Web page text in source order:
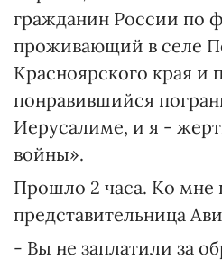
гражданин России по
проживающий в селе
Красноярского края и
понравившийся
Иерусалиме, и я -
войны».
Прошло 2 часа. Ко мне
представительница
- Вы не заплатили за